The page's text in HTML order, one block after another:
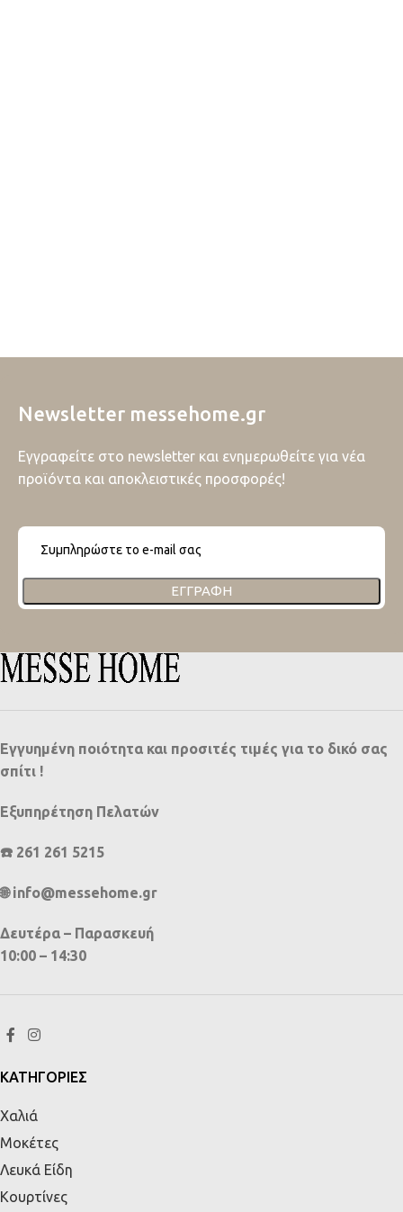
Newsletter messehome.gr
Εγγραφείτε στο newsletter και ενημερωθείτε για νέα
προϊόντα και αποκλειστικές προσφορές!
ΕΓΓΡΑΦΉ
Εγγυημένη ποιότητα και προσιτές τιμές για το δικό σας
σπίτι !
Εξυπηρέτηση Πελατών
☎️ 261 261 5215
🌐 info@messehome.gr
Δευτέρα – Παρασκευή
10:00 – 14:30
ΚΑΤΗΓΟΡΙΕΣ
Χαλιά
Μοκέτες
Λευκά Είδη
Κουρτίνες